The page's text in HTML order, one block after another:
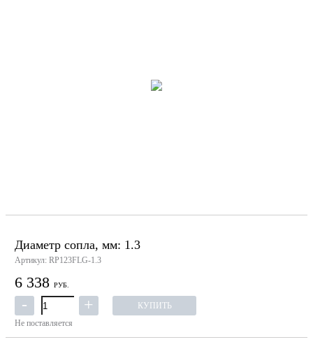
Диаметр сопла, мм: 1.3
Артикул: RP123FLG-1.3
6 338 РУБ.
КУПИТЬ
Не поставляется